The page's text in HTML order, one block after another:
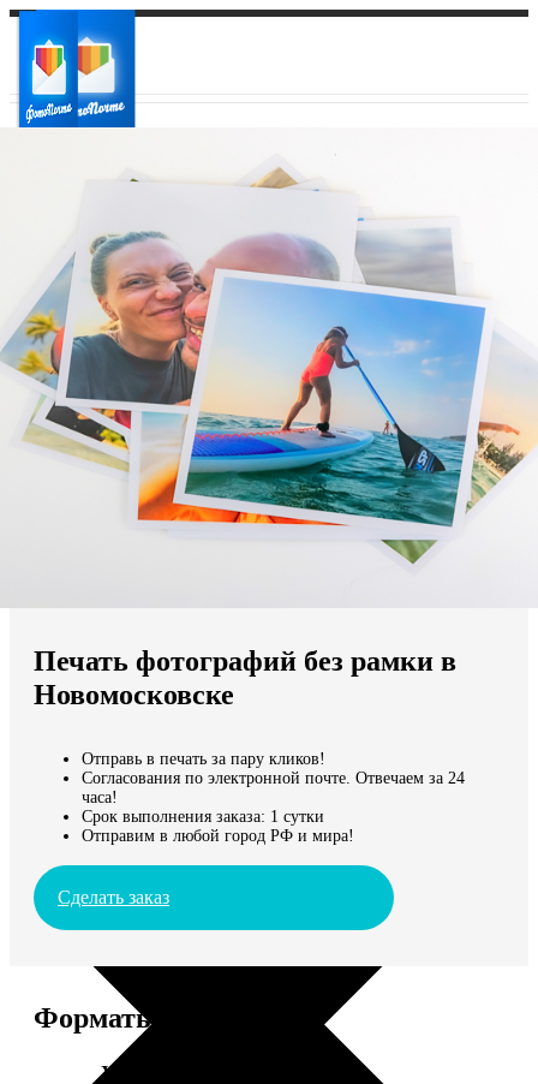
Ваш регион доставки
Выберите из списка:
Мы доставляем по всему миру
Продолжить без города
Печать фотографий без рамки в
Новомосковске
Отправь в печать за пару кликов!
Согласования по электронной почте. Отвечаем за 24
часа!
Срок выполнения заказа: 1 сутки
Отправим в любой город РФ и мира!
Сделать заказ
Форматы и цены
Услуга